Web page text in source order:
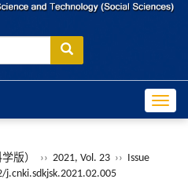
版） ›› 2021, Vol. 23 ›› Issue
j.cnki.sdkjsk.2021.02.005